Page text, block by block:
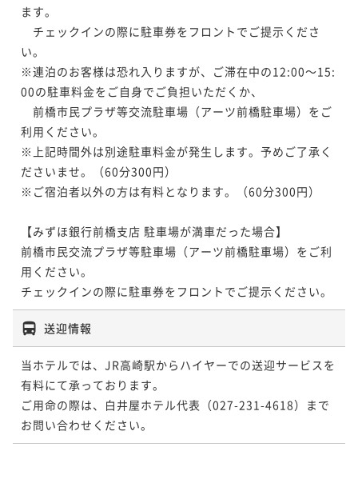
ます。
チェックインの際に駐車券をフロントでご提示くださ
い。
※連泊のお客様は恐れ入りますが、ご滞在中の12:00～15:
00の駐車料金をご自身でご負担いただくか、
前橋市民プラザ等交流駐車場（アーツ前橋駐車場）をご
利用ください。
※上記時間外は別途駐車料金が発生します。予めご了承く
ださいませ。（60分300円）
※ご宿泊者以外の方は有料となります。（60分300円）
【みずほ銀行前橋支店 駐車場が満車だった場合】
前橋市民交流プラザ等駐車場（アーツ前橋駐車場）をご利
用ください。
チェックインの際に駐車券をフロントでご提示ください。
送迎情報
当ホテルでは、JR高崎駅からハイヤーでの送迎サービスを
有料にて承っております。
ご用命の際は、白井屋ホテル代表（027-231-4618）まで
お問い合わせください。